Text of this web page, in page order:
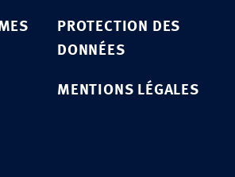
PROTECTION DES
DONNÉES
MENTIONS LÉGALES